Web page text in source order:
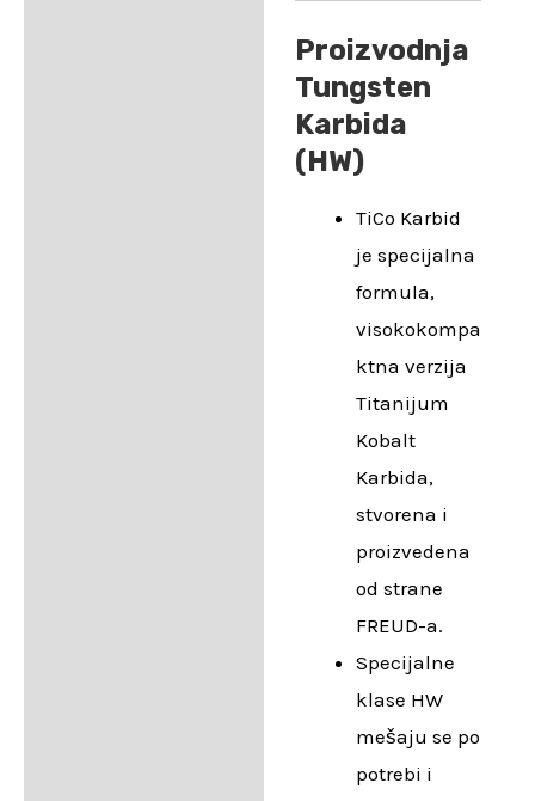
Proizvodnja
Tungsten
Karbida
(HW)
TiCo Karbid
je specijalna
formula,
visokokompa
ktna verzija
Titanijum
Kobalt
Karbida,
stvorena i
proizvedena
od strane
FREUD-a.
Specijalne
klase HW
mešaju se po
potrebi i